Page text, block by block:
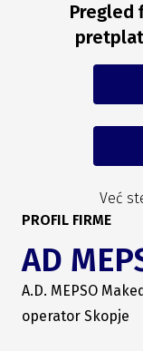
Pregled
Već
PROFIL FIRME
AD
A.D. MEPSO
operator Skopje